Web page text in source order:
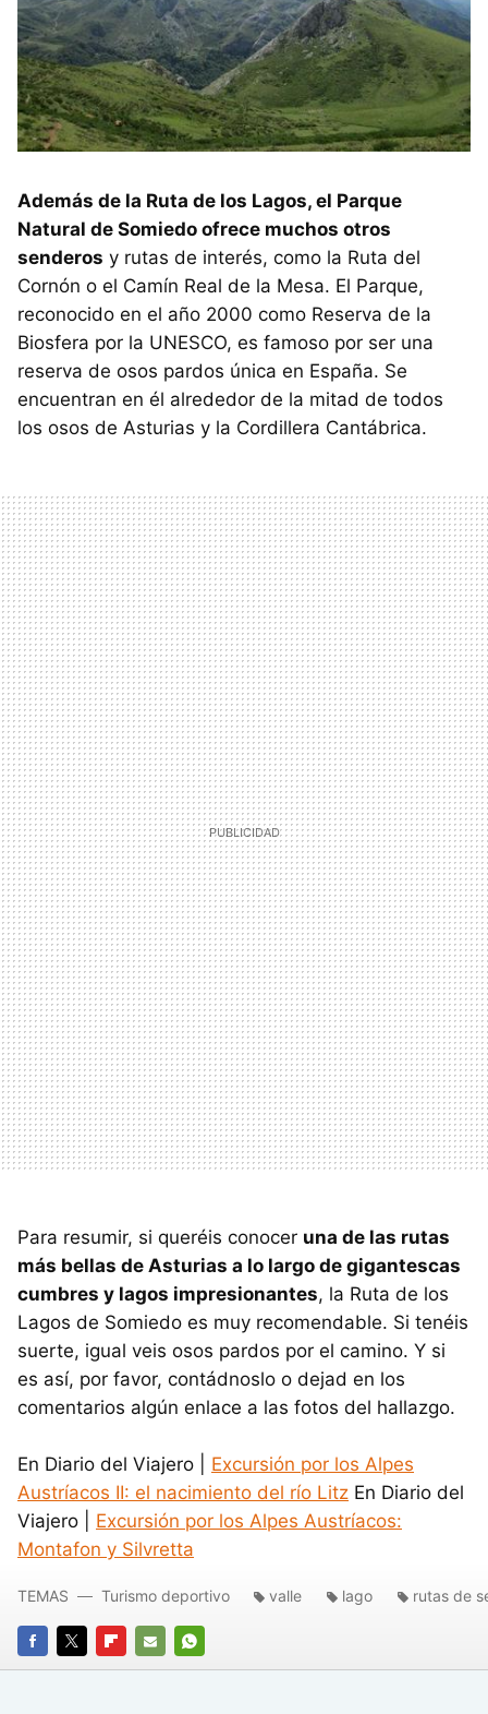
Además de la Ruta de los Lagos, el Parque
Natural de Somiedo ofrece muchos otros
senderos y rutas de interés, como la Ruta del
Cornón o el Camín Real de la Mesa. El Parque,
reconocido en el año 2000 como Reserva de la
Biosfera por la UNESCO, es famoso por ser una
reserva de osos pardos única en España. Se
encuentran en él alrededor de la mitad de todos
los osos de Asturias y la Cordillera Cantábrica.
Para resumir, si queréis conocer una de las rutas
más bellas de Asturias a lo largo de gigantescas
cumbres y lagos impresionantes, la Ruta de los
Lagos de Somiedo es muy recomendable. Si tenéis
suerte, igual veis osos pardos por el camino. Y si
es así, por favor, contádnoslo o dejad en los
comentarios algún enlace a las fotos del hallazgo.
En Diario del Viajero | Excursión por los Alpes
Austríacos II: el nacimiento del río Litz En Diario del
Viajero | Excursión por los Alpes Austríacos:
Montafon y Silvretta
FACEBOOK
TWITTERFLIPBOARD
E-
WHATSAPP
TEMAS Turismo deportivo valle lago rutas de